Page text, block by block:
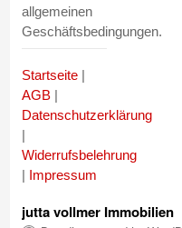
allgemeinen
Geschäftsbedingungen.
Startseite |
AGB |
Datenschutzerklärung
|
Widerrufsbelehrung
| Impressum
jutta vollmer Immobilien